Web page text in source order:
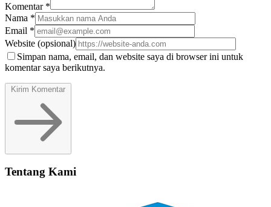
Komentar *
Nama *
Email *
Website (opsional)
Simpan nama, email, dan website saya di browser ini untuk
komentar saya berikutnya.
Tentang Kami